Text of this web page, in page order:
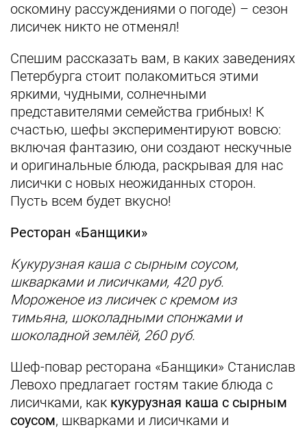
оскомину рассуждениями о погоде) – сезон
лисичек никто не отменял!
Спешим рассказать вам, в каких заведениях
Петербурга стоит полакомиться этими
яркими, чудными, солнечными
представителями семейства грибных! К
счастью, шефы экспериментируют вовсю:
включая фантазию, они создают нескучные
и оригинальные блюда, раскрывая для нас
лисички с новых неожиданных сторон.
Пусть всем будет вкусно!
Ресторан «Банщики»
Кукурузная каша с сырным соусом,
шкварками и лисичками, 420 руб.
Мороженое из лисичек с кремом из
тимьяна, шоколадными спонжами и
шоколадной землёй, 260 руб.
Шеф-повар ресторана «Банщики» Станислав
Левохо предлагает гостям такие блюда с
лисичками, как кукурузная каша с сырным
соусом, шкварками и лисичками и